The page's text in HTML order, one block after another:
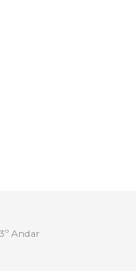
Andar